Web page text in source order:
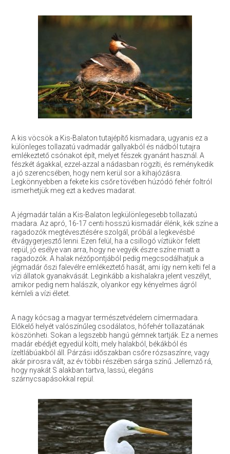
A kis vöcsök a Kis-Balaton tutajépítő kismadara, ugyanis ez a
különleges tollazatú vadmadár gallyakból és nádból tutajra
emlékeztető csónakot épít, melyet fészek gyanánt használ. A
fészkét ágakkal, ezzel-azzal a nádasban rögzíti, és reménykedik
a jó szerencsében, hogy nem kerül sor a kihajózásra.
Legkönnyebben a fekete kis csőre tövében húzódó fehér foltról
ismerhetjük meg ezt a kedves madarat.
A jégmadár talán a Kis-Balaton legkülönlegesebb tollazatú
madara. Az apró, 16-17 centi hosszú kismadár élénk, kék színe a
ragadozók megtévesztésére szolgál, próbál a legkevésbé
étvágygerjesztő lenni. Ezen felül, ha a csillogó víztükör felett
repül, jó esélye van arra, hogy ne vegyék észre színe miatt a
ragadozók. A halak nézőpontjából pedig megcsodálhatjuk a
jégmadár őszi falevélre emlékeztető hasát, ami így nem kelti fel a
vízi állatok gyanakvását. Leginkább a kishalakra jelent veszélyt,
amikor pedig nem halászik, olyankor egy kényelmes ágról
kémleli a vízi életet.
A nagy kócsag a magyar természetvédelem címermadara.
Előkelő helyét valószínűleg csodálatos, hófehér tollazatának
köszönheti. Sokan a legszebb hangú gémnek tartják. Ez a nemes
madár ebédjét egyedül költi, mely halakból, békákból és
ízeltlábúakból áll. Párzási időszakban csőre rózsaszínre, vagy
akár pirosra vált, az év többi részében sárga színű. Jellemző rá,
hogy nyakát S alakban tartva, lassú, elegáns
szárnycsapásokkal repül.